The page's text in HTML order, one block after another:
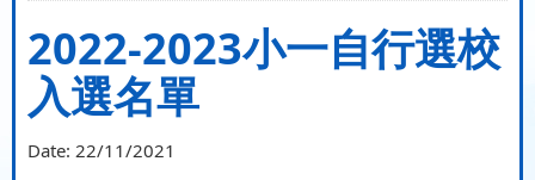
2022-2023小一自行選校
入選名單
Date: 22/11/2021